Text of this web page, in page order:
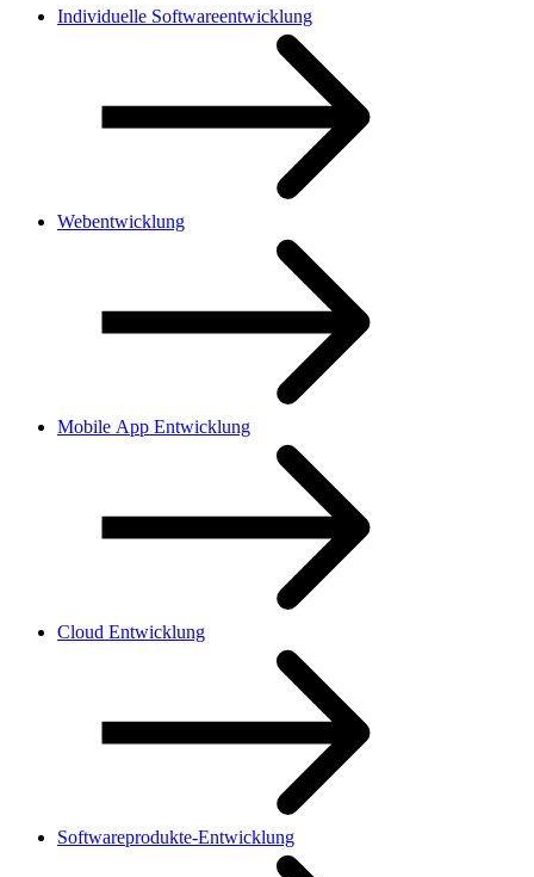
Individuelle Softwareentwicklung
Webentwicklung
Mobile App Entwicklung
Cloud Entwicklung
Softwareprodukte-Entwicklung